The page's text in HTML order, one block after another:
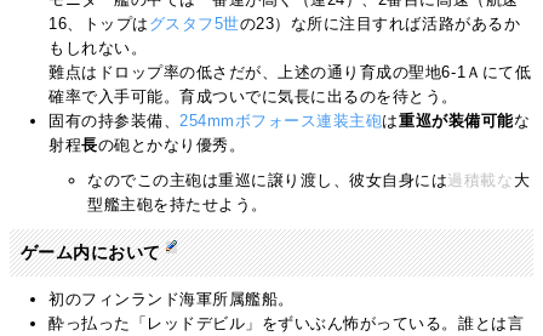
16、トップは グスタフ5世の23）な所に注目すれば活路があるか
もしれない。
難点はドロップ率の低さだが、上述の通り育成の聖地6-1Ａにて低
確率で入手可能。育成ついでに気長に出るのを待とう。
固有の持参装備、254mmボフォース連装主砲は重巡が装備可能な
射程長の砲とかなり優秀。
なのでこの主砲は重巡に譲り渡し、彼女自身には過積載な 大
型艦主砲を持たせよう。
ゲーム内において
初のフィンランド海軍所属艦船。
酔っ払った「レッドデビル」をずいぶん怖がっている。誰とは言